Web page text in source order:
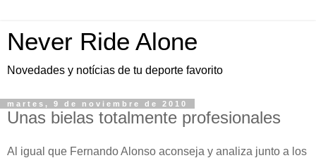
Never Ride Alone
Novedades y notícias de tu deporte favorito
martes, 9 de noviembre de 2010
Unas bielas totalmente profesionales
Al igual que Fernando Alonso aconseja y analiza junto a los